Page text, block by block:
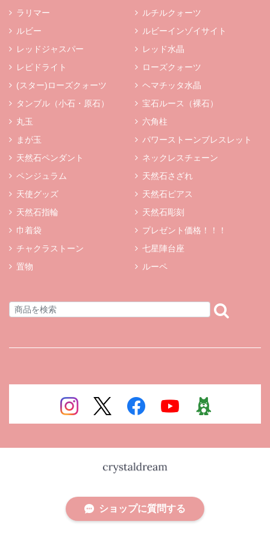
ラリマー
ルチルクォーツ
ルビー
ルビーインゾイサイト
レッドジャスパー
レッド水晶
レピドライト
ローズクォーツ
(スター)ローズクォーツ
ヘマチッタ水晶
タンブル（小石・原石）
宝石ルース（裸石）
丸玉
六角柱
まが玉
パワーストーンブレスレット
天然石ペンダント
ネックレスチェーン
ペンジュラム
天然石さざれ
天使グッズ
天然石ピアス
天然石指輪
天然石彫刻
巾着袋
プレゼント価格！！！
チャクラストーン
七星陣台座
置物
ルーペ
ショップに質問する